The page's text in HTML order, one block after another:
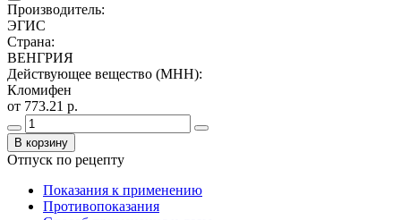
Производитель:
ЭГИС
Страна:
ВЕНГРИЯ
Действующее вещество (МНН):
Кломифен
от 773.21 р.
В корзину
Отпуск по рецепту
Показания к применению
Противопоказания